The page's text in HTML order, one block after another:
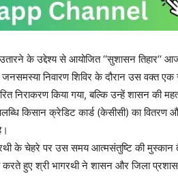
के उद्देश्य से आयोजित ‘‘सुशासन तिहार‘‘
निवारण शिविर के दौरान उस वक्त
निराकरण किया गया, बल्कि उन्हें शासन की
किसान क्रेडिट कार्ड (केसीसी) का वितरण
के चेहरे पर उस समय आत्मसंतुष्टि की
करते हुए श्री भागरथी ने शासन और जिला